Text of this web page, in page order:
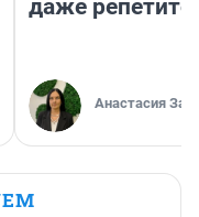
даже
Анастасия